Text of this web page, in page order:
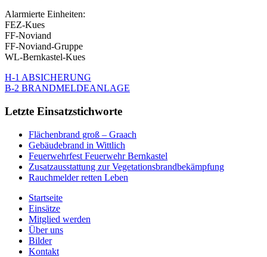
Alarmierte Einheiten:
FEZ-Kues
FF-Noviand
FF-Noviand-Gruppe
WL-Bernkastel-Kues
H-1 ABSICHERUNG
B-2 BRANDMELDEANLAGE
Letzte Einsatzstichworte
Flächenbrand groß – Graach
Gebäudebrand in Wittlich
Feuerwehrfest Feuerwehr Bernkastel
Zusatzausstattung zur Vegetationsbrandbekämpfung
Rauchmelder retten Leben
Startseite
Einsätze
Mitglied werden
Über uns
Bilder
Kontakt